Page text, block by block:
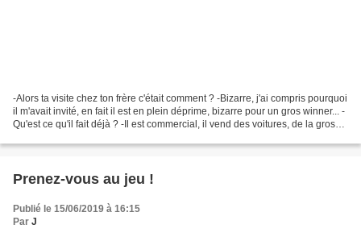
-Alors ta visite chez ton frère c'était comment ? -Bizarre, j'ai compris pourquoi
il m'avait invité, en fait il est en plein déprime, bizarre pour un gros winner... -
Qu'est ce qu'il fait déjà ? -Il est commercial, il vend des voitures, de la grosse
Prenez-vous au jeu !
Publié le 15/06/2019 à 16:15
Par J